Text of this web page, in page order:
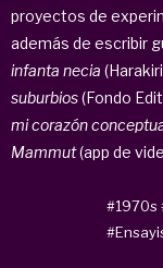
proyectos de
además de escribir
infanta necia
suburbios(Fondo
mi corazón
Mammut(app de
#1970s